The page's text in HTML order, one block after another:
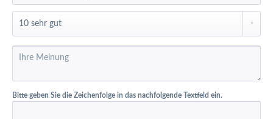
Bitte geben Sie die Zeichenfolge in das nachfolgende Textfeld ein.